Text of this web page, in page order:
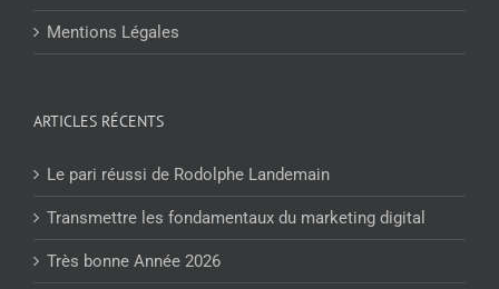
Mentions Légales
ARTICLES RÉCENTS
Le pari réussi de Rodolphe Landemain
Transmettre les fondamentaux du marketing digital
Très bonne Année 2026